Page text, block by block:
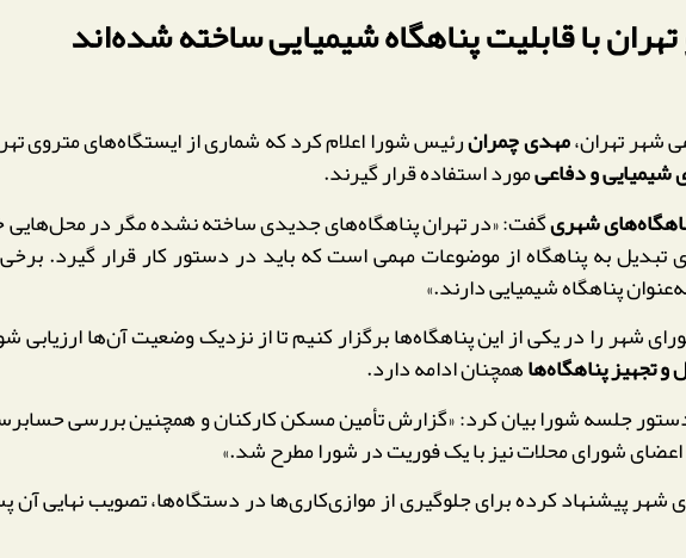
با قابلیت پناهگاه شیمیایی ساخته شده‌اند
شهر تهران،مهدی چمرانرئیس شورا اعلام کرد که شماری از ایستگاه‌های متروی
شیمیایی و دفاعیمورد استفاده قرار گیرند.
شهریگفت: «در تهران پناهگاه‌های جدیدی ساخته نشده مگر در
به پناهگاه از موضوعات مهمی است که باید در دستور کار قرار گیرد.
پناهگاه شیمیایی دارند.»
را در یکی از این پناهگاه‌ها برگزار کنیم تا از نزدیک وضعیت آن‌ها ارزیابی
و تجهیز پناهگاه‌هاهمچنان ادامه دارد.
جلسه شورا بیان کرد: «گزارش تأمین مسکن کارکنان و همچنین بررسی
شورای محلات نیز با یک فوریت در شورا مطرح شد.»
پیشنهاد کرده برای جلوگیری از موازی‌کاری‌ها در دستگاه‌ها، تصویب نهایی